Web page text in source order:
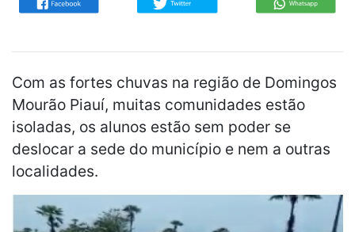
Com as fortes chuvas na região de Domingos
Mourão Piauí, muitas comunidades estão
isoladas, os alunos estão sem poder se
deslocar a sede do município e nem a outras
localidades.